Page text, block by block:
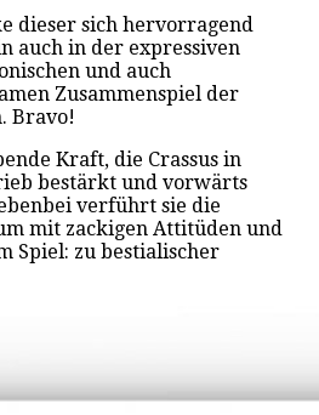
dieser sich hervorragend
auch in der expressiven
und auch
Zusammenspiel der
Bravo!
Kraft, die Crassus in
bestärkt und vorwärts
verführt sie die
mit zackigen Attitüden und
Spiel: zu bestialischer